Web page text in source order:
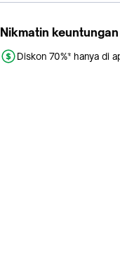
Nikmatin
Diskon 70%* hanya di